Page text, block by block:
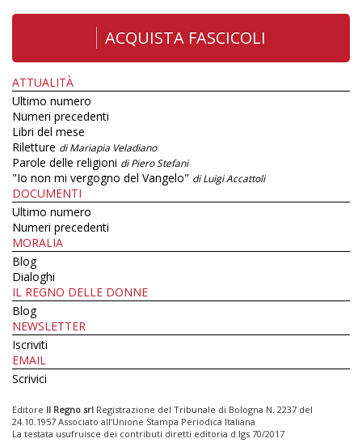
ACQUISTA FASCICOLI
ATTUALITÀ
Ultimo numero
Numeri precedenti
Libri del mese
Riletture di Mariapia Veladiano
Parole delle religioni di Piero Stefani
"Io non mi vergogno del Vangelo" di Luigi Accattoli
DOCUMENTI
Ultimo numero
Numeri precedenti
MORALIA
Blog
Dialoghi
IL REGNO DELLE DONNE
Blog
NEWSLETTER
Iscriviti
EMAIL
Scrivici
Editore Il Regno srl Registrazione del Tribunale di Bologna N. 2237 del
24.10.1957 Associato all’Unione Stampa Periodica Italiana
La testata usufruisce dei contributi diretti editoria d.lgs 70/2017